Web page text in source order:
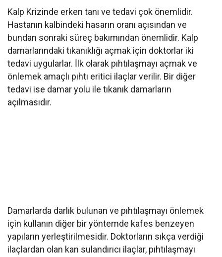
Kalp Krizinde erken tanı ve tedavi çok önemlidir.
Hastanın kalbindeki hasarın oranı açısından ve
bundan sonraki süreç bakımından önemlidir. Kalp
damarlarındaki tıkanıklığı açmak için doktorlar iki
tedavi uygularlar. İlk olarak pıhtılaşmayı açmak ve
önlemek amaçlı pıhtı eritici ilaçlar verilir. Bir diğer
tedavi ise damar yolu ile tıkanık damarların
açılmasıdır.
Damarlarda darlık bulunan ve pıhtılaşmayı önlemek
için kullanın diğer bir yöntemde kafes benzeyen
yapıların yerleştirilmesidir. Doktorların sıkça verdiği
ilaçlardan olan kan sulandırıcı ilaçlar, pıhtılaşmayı